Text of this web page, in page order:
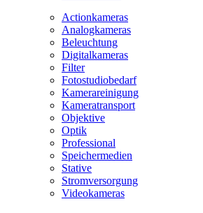
Actionkameras
Analogkameras
Beleuchtung
Digitalkameras
Filter
Fotostudiobedarf
Kamerareinigung
Kameratransport
Objektive
Optik
Professional
Speichermedien
Stative
Stromversorgung
Videokameras